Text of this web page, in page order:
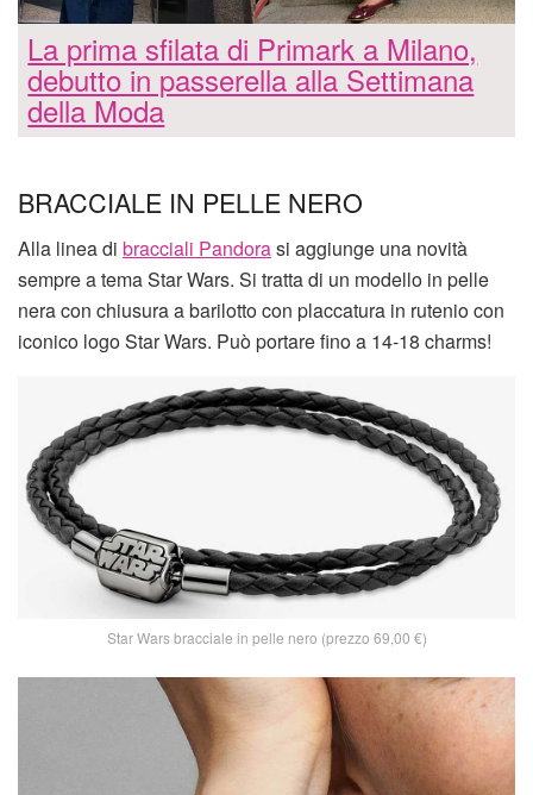
La prima sfilata di Primark a Milano,
debutto in passerella alla Settimana
della Moda
BRACCIALE IN PELLE NERO
Alla linea di bracciali Pandorasi aggiunge una novità
sempre a tema Star Wars. Si tratta di un modello in pelle
nera con chiusura a barilotto con placcatura in rutenio con
iconico logo Star Wars. Può portare fino a 14-18 charms!
Star Wars bracciale in pelle nero (prezzo 69,00 €)